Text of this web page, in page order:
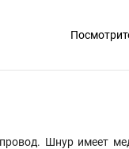
Шнур имеет